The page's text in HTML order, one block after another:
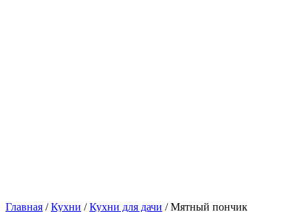
Главная /Кухни /Кухни для дачи / Мятный пончик